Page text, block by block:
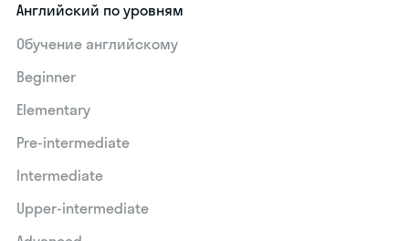
Английский по уровням
Обучение английскому
Beginner
Elementary
Pre-intermediate
Intermediate
Upper-intermediate